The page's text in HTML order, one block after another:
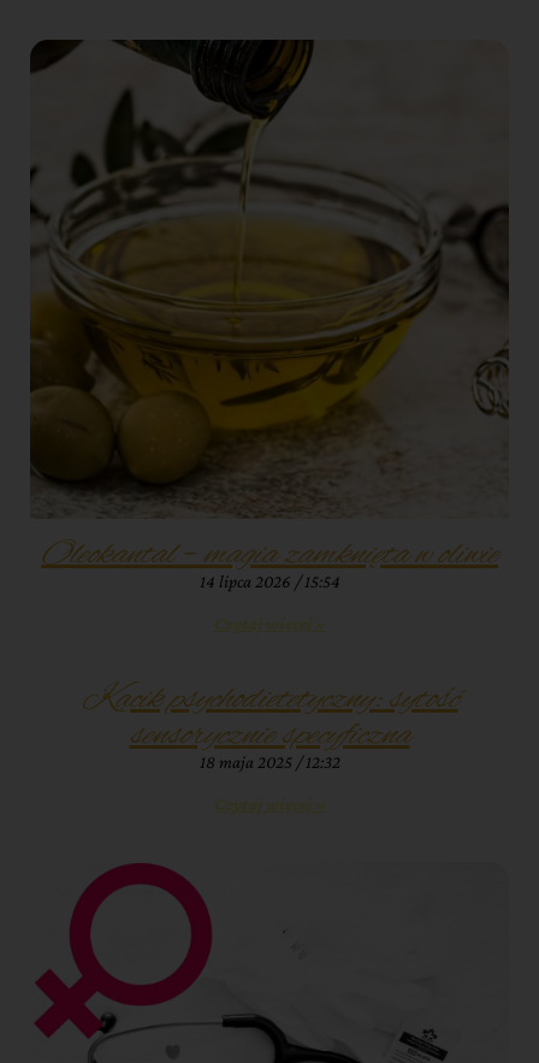
Oleokantal – magia zamknięta w oliwie
14 lipca 2026 15:54
Czytaj więcej »
Kącik psychodietetyczny: sytość
sensorycznie specyficzna
18 maja 2025 12:32
Czytaj więcej »